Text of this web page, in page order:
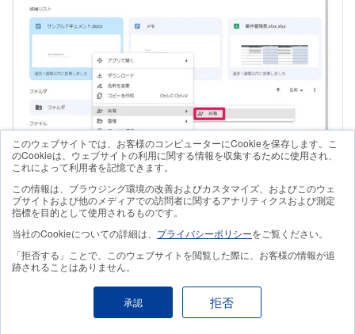
このウェブサイトでは、お客様のコンピューターにCookieを保存します。こ
のCookieは、ウェブサイトの利用に関する情報を収集するために使用され、
これによって利用者を記憶できます。
この情報は、ブラウジング環境の改善およびカスタマイズ、およびこのウェ
ブサイトおよび他のメディアでの訪問者に関するアナリティクスおよび測定
指標を目的として使用されるものです。
当社のCookieについての詳細は、 プライバシーポリシーをご覧ください。
「拒否する」ことで、このウェブサイトを閲覧した際に、お客様の情報が追
跡されることはありません。
承認 拒否
すでにユーザーが参加している場合は、そのユーザー
アカウントの権限の項目をクリックし、最下部の［オ
ーナー権限の譲渡］を選択します。